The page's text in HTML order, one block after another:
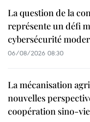
La question de la
représente un défi
cybersécurité
06/08/2026 08:30
La mécanisation
nouvelles
coopération sino-